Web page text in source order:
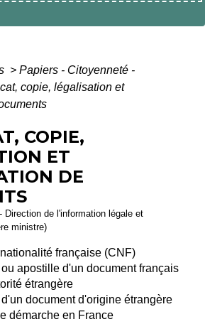
> Papiers - Citoyenneté -
copie, légalisation et
COPIE,
ET
DE
Direction de l'information légale et
ministre)
française (CNF)
apostille d'un document français
étrangère
document d'origine étrangère
démarche en France